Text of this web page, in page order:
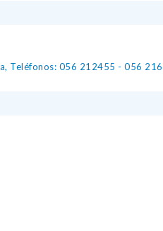
Teléfonos: 056 212455 - 056